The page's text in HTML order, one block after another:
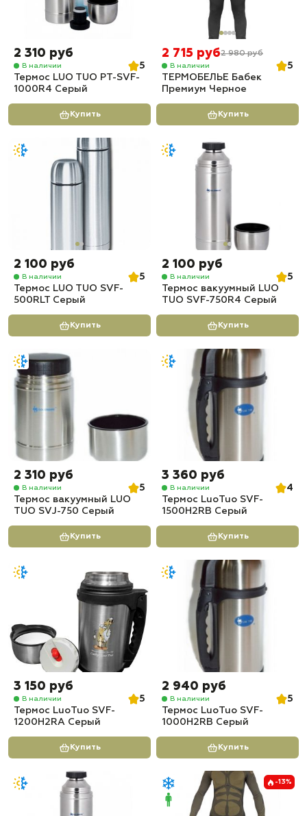
2 310 руб
В наличии
5
Термос LUO TUO PT-SVF-
1000R4 Серый
Купить
2 715 руб2 980 руб
В наличии
5
ТЕРМОБЕЛЬЕ Бабек
Премиум Черное
Купить
2 100 руб
В наличии
5
Термос LUO TUO SVF-
500RLT Серый
Купить
2 100 руб
В наличии
5
Термос вакуумный LUO
TUO SVF-750R4 Серый
Купить
2 310 руб
В наличии
5
Термос вакуумный LUO
TUO SVJ-750 Серый
Купить
3 360 руб
В наличии
4
Термос LuoTuo SVF-
1500H2RB Серый
Купить
3 150 руб
В наличии
5
Термос LuoTuo SVF-
1200H2RA Серый
Купить
2 940 руб
В наличии
5
Термос LuoTuo SVF-
1000H2RB Серый
Купить
-13%